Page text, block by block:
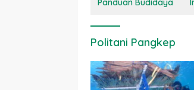
Panduan Budidaya
Politani Pangkep